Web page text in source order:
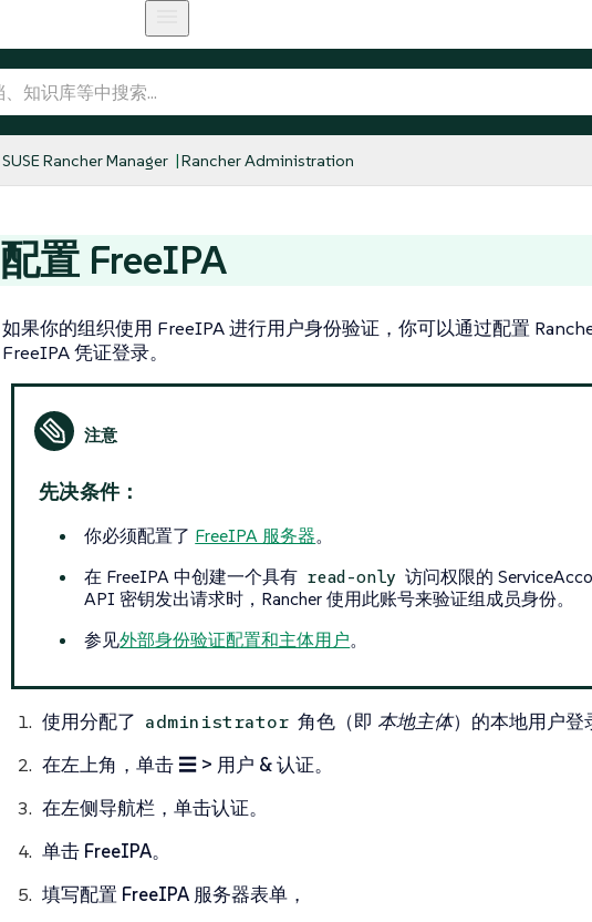
SUSE Rancher Manager Rancher Administration
配置 FreeIPA
如果你的组织使用 FreeIPA 进行用户身份验证，你可以通过配置
FreeIPA 凭证登录。
先决条件：
你必须配置了 FreeIPA 服务器。
在 FreeIPA 中创建一个具有 read-only 访问权限的
API​​ 密钥发出请求时，Rancher 使用此账号来验证组成员身份。
参见外部身份验证配置和主体用户。
使用分配了 administrator 角色（即 本地主体）的本地用户登
在左上角，单击 ☰ > 用户 & 认证。
在左侧导航栏，单击认证。
单击 FreeIPA。
填写配置 FreeIPA 服务器表单，